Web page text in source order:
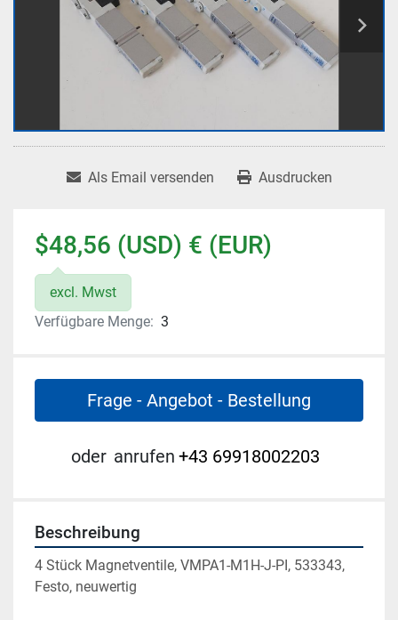
Als Email versenden Ausdrucken
$48,56 (USD) € (EUR)
excl. Mwst
Verfügbare Menge: 3
Frage - Angebot - Bestellung
oder anrufen +43 69918002203
Beschreibung
4 Stück Magnetventile, VMPA1-M1H-J-PI, 533343,
Festo, neuwertig